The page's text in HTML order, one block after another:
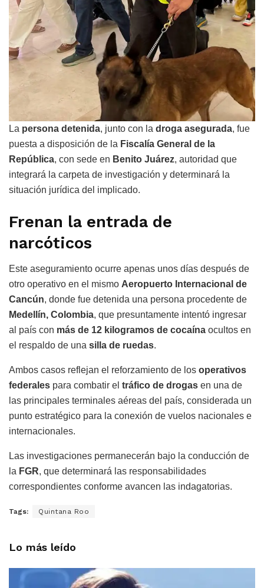
La persona detenida, junto con la droga asegurada, fue
puesta a disposición de la Fiscalía General de la
República, con sede en Benito Juárez, autoridad que
integrará la carpeta de investigación y determinará la
situación jurídica del implicado.
Frenan la entrada de
narcóticos
Este aseguramiento ocurre apenas unos días después de
otro operativo en el mismo Aeropuerto Internacional de
Cancún, donde fue detenida una persona procedente de
Medellín, Colombia, que presuntamente intentó ingresar
al país con más de 12 kilogramos de cocaína ocultos en
el respaldo de una silla de ruedas.
Ambos casos reflejan el reforzamiento de los operativos
federales para combatir el tráfico de drogas en una de
las principales terminales aéreas del país, considerada un
punto estratégico para la conexión de vuelos nacionales e
internacionales.
Las investigaciones permanecerán bajo la conducción de
la FGR, que determinará las responsabilidades
correspondientes conforme avancen las indagatorias.
Tags: Quintana Roo
Lo más leído